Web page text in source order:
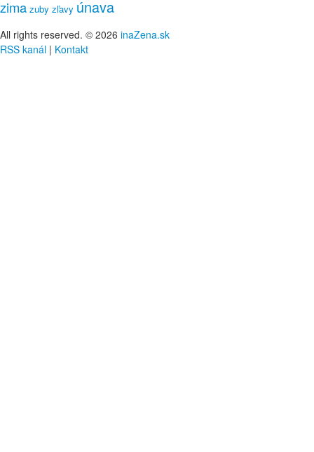
zima zuby zľavy únava
All rights reserved. © 2026 inaZena.sk
RSS kanál | Kontakt